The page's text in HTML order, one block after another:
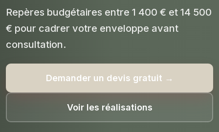
Repères budgétaires entre 1 400 € et 14 500
€ pour cadrer votre enveloppe avant
consultation.
Demander un devis gratuit →
Voir les réalisations